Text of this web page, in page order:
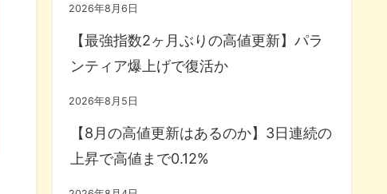
2026年8月6日
【最強指数2ヶ月ぶりの高値更新】パラ
ンティア爆上げで復活か
2026年8月5日
【8月の高値更新はあるのか】3日連続の
上昇で高値まで0.12%